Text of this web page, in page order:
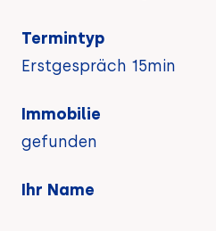
Termintyp
Immobilie
Ihr Name